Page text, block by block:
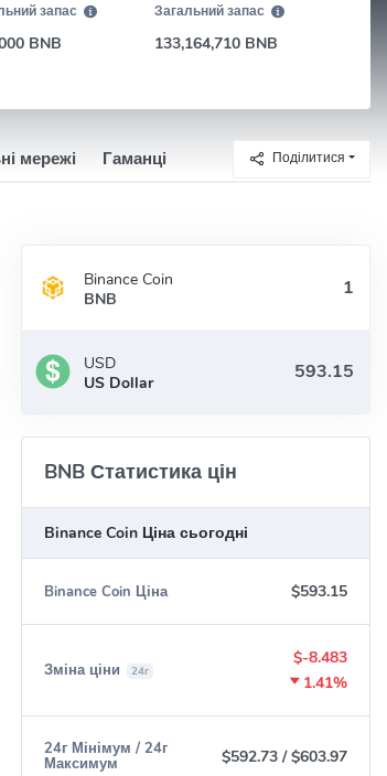
запас
BNB
Загальний запас
133,164,710 BNB
мережі Гаманці Поділитися
Binance Coin
BNB
USD
US Dollar
BNB Статистика цін
Binance Coin Ціна сьогодні
Binance Coin Ціна $593.15
Зміна ціни 24г
$-8.483
1.41%
24г Мінімум / 24г
Максимум $592.73 /$603.97